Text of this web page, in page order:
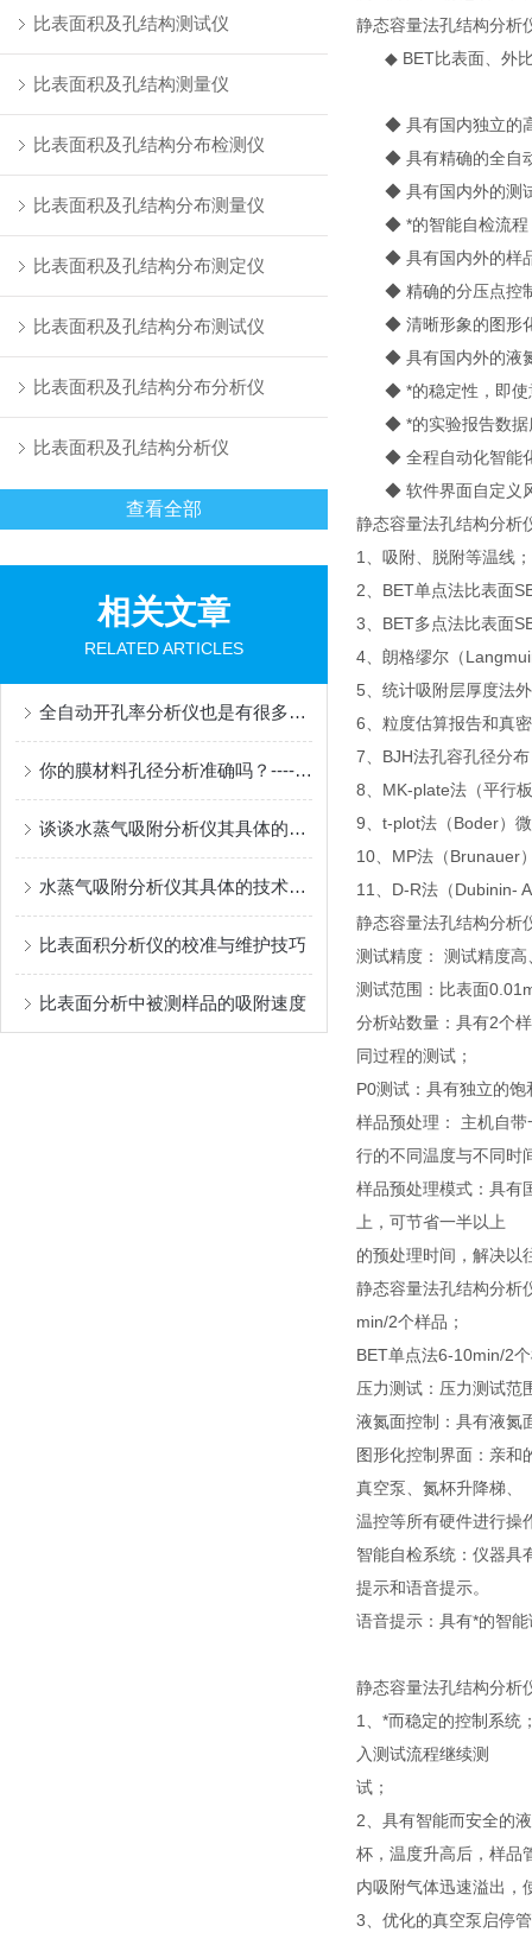
比表面积及孔结构测试仪
比表面积及孔结构测量仪
比表面积及孔结构分布检测仪
比表面积及孔结构分布测量仪
比表面积及孔结构分布测定仪
比表面积及孔结构分布测试仪
比表面积及孔结构分布分析仪
比表面积及孔结构分析仪
查看全部
相关文章
RELATED ARTICLES
全自动开孔率分析仪也是有很多优势的，不妨进来看看！
你的膜材料孔径分析准确吗？----深入研究孔径几种测试方法
谈谈水蒸气吸附分析仪其具体的应用及用途
水蒸气吸附分析仪其具体的技术特点是什么？
比表面积分析仪的校准与维护技巧
比表面分析中被测样品的吸附速度
静态容量法孔结构分析
◆ BET比表面、外比
◆ 具有国内独立的高
◆ 具有精确的全自动
◆ 具有国内外的测试
◆ *的智能自检流程
◆ 具有国内外的样品
◆ 精确的分压点控制
◆ 清晰形象的图形化
◆ 具有国内外的液氮
◆ *的稳定性，即使
◆ *的实验报告数据
◆ 全程自动化智能化
◆ 软件界面自定义
静态容量法孔结构分析
1、吸附、脱附等温线；
2、BET单点法比表面
3、BET多点法比表
4、朗格缪尔（
5、统计吸附层厚度法
6、粒度估算报告和真
7、BJH法孔容孔径分
8、MK-plate法（平行
9、t-plot法（Boder）
10、MP法（Brunauer
11、D-R法（Dubinin-
静态容量法孔结构分析
测试精度： 测试精度
测试范围：比表面
分析站数量：具有2个
同过程的测试；
P0测试：具有独立的
样品预处理： 主机自
行的不同温度与不同时
样品预处理模式：具有
上，可节省一半以上
的预处理时间，解决以
静态容量法孔结构分析
min/2个样品；
BET单点法6-10min/2
压力测试：压力测试范
液氮面控制：具有液氮
图形化控制界面：亲和
真空泵、氮杯升降梯、
温控等所有硬件进行操
智能自检系统：仪器具
提示和语音提示。
语音提示：具有*的智
静态容量法孔结构分析
1、*而稳定的控制系统
入测试流程继续测
试；
2、具有智能而安全的
杯，温度升高后，样品
内吸附气体迅速溢出，
3、优化的真空泵启停